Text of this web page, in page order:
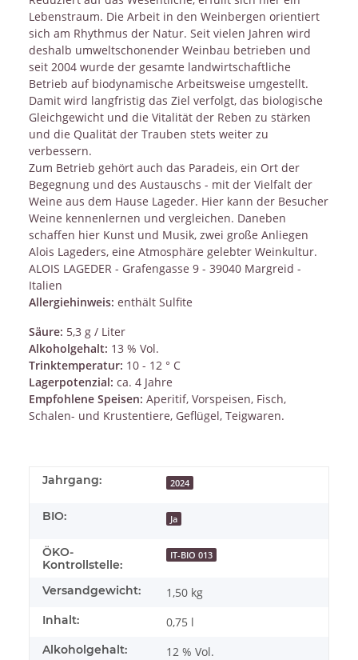
Lebenstraum. Die Arbeit in den Weinbergen orientiert
sich am Rhythmus der Natur. Seit vielen Jahren wird
deshalb umweltschonender Weinbau betrieben und
seit 2004 wurde der gesamte landwirtschaftliche
Betrieb auf biodynamische Arbeitsweise umgestellt.
Damit wird langfristig das Ziel verfolgt, das biologische
Gleichgewicht und die Vitalität der Reben zu stärken
und die Qualität der Trauben stets weiter zu
verbessern.
Zum Betrieb gehört auch das Paradeis, ein Ort der
Begegnung und des Austauschs - mit der Vielfalt der
Weine aus dem Hause Lageder. Hier kann der Besucher
Weine kennenlernen und vergleichen. Daneben
schaffen hier Kunst und Musik, zwei große Anliegen
Alois Lageders, eine Atmosphäre gelebter Weinkultur.
ALOIS LAGEDER - Grafengasse 9 - 39040 Margreid -
Italien
Allergiehinweis: enthält Sulfite
Säure: 5,3 g / Liter
Alkoholgehalt: 13 % Vol.
Trinktemperatur: 10 - 12 ° C
Lagerpotenzial: ca. 4 Jahre
Empfohlene Speisen: Aperitif, Vorspeisen, Fisch,
Schalen- und Krustentiere, Geflügel, Teigwaren.
Jahrgang: 2024
BIO: Ja
ÖKO-
Kontrollstelle:
IT-BIO 013
Versandgewicht: 1,50 kg
Inhalt: 0,75 l
Alkoholgehalt: 12 % Vol.